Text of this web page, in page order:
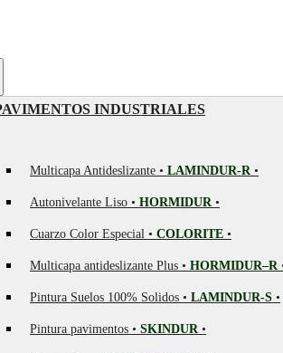
INDUSTRIALES
Multicapa Antideslizante • LAMINDUR-R •
Autonivelante Liso • HORMIDUR •
Cuarzo Color Especial • COLORITE •
Multicapa antideslizante Plus • HORMIDUR–R
Pintura Suelos 100% Solidos • LAMINDUR-S •
Pintura pavimentos • SKINDUR •